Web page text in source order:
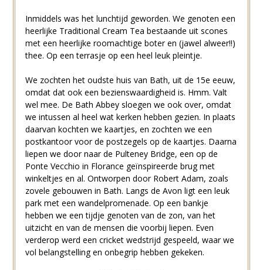
Inmiddels was het lunchtijd geworden. We genoten een
heerlijke Traditional Cream Tea bestaande uit scones
met een heerlijke roomachtige boter en (jawel alweer!!)
thee. Op een terrasje op een heel leuk pleintje.
We zochten het oudste huis van Bath, uit de 15e eeuw,
omdat dat ook een bezienswaardigheid is. Hmm. Valt
wel mee. De Bath Abbey sloegen we ook over, omdat
we intussen al heel wat kerken hebben gezien. In plaats
daarvan kochten we kaartjes, en zochten we een
postkantoor voor de postzegels op de kaartjes. Daarna
liepen we door naar de Pulteney Bridge, een op de
Ponte Vecchio in Florance geïnspireerde brug met
winkeltjes en al. Ontworpen door Robert Adam, zoals
zovele gebouwen in Bath. Langs de Avon ligt een leuk
park met een wandelpromenade. Op een bankje
hebben we een tijdje genoten van de zon, van het
uitzicht en van de mensen die voorbij liepen. Even
verderop werd een cricket wedstrijd gespeeld, waar we
vol belangstelling en onbegrip hebben gekeken.